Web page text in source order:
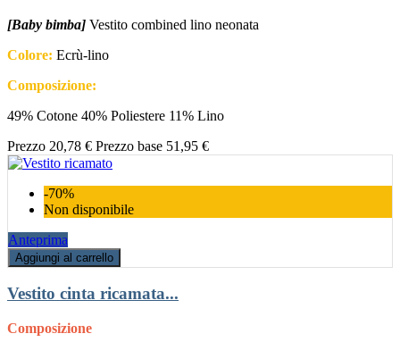
[Baby bimba] Vestito combined lino neonata
Colore: Ecrù-lino
Composizione:
49% Cotone 40% Poliestere 11% Lino
Prezzo 20,78 € Prezzo base 51,95 €
-70%
Non disponibile
Anteprima
Aggiungi al carrello
Vestito cinta ricamata...
Composizione